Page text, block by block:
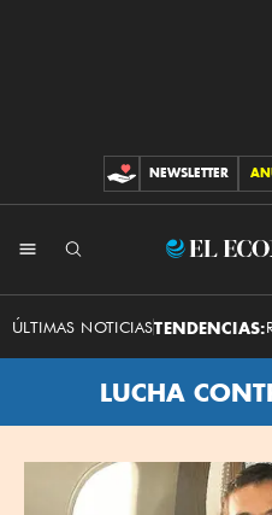
CONTRIBUCIONES
NEWSLETTER
ÚLTIMAS NOTICIASTENDENCIAS:
LUCHA